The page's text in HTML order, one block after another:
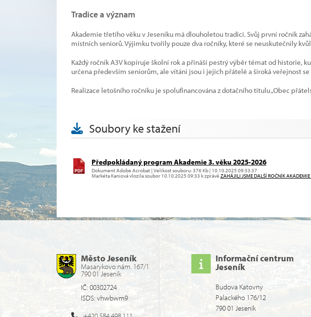
Tradice a význam
Akademie třetího věku v Jeseníku má dlouholetou tradici. Svůj první ročník
místních seniorů. Výjimku tvořily pouze dva ročníky, které se neuskutečnily
Každý ročník A3V kopíruje školní rok a přináší pestrý výběr témat od historie,
určena především seniorům, ale vítáni jsou i jejich přátelé a široká veřejnost
Realizace letošního ročníku je spolufinancována z dotačního titulu „Obec
Soubory ke stažení
Předpokládaný program Akademie 3. věku 2025-2026
Dokument Adobe Acrobat | Velikost souboru: 376 Kb | 10.10.2025 09:33:37
Markéta Kaniová vlozila soubor 10.10.2025 09:33 k zprávě ZAHÁJILI JSME DALŠÍ ROČNÍK AKADEMIE
Město Jeseník
Masarykovo nám. 167/1
790 01 Jeseník
IČ: 00302724
ISDS: vhwbwm9
Informační centrum
Jeseník
Budova Katovny
Palackého 176/12
790 01 Jeseník